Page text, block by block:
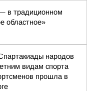
в традиционном
областное»
народов
видам спорта
прошла в